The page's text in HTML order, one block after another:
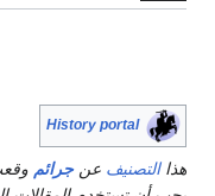
History portal
هذاالتصنيف عنجرائم